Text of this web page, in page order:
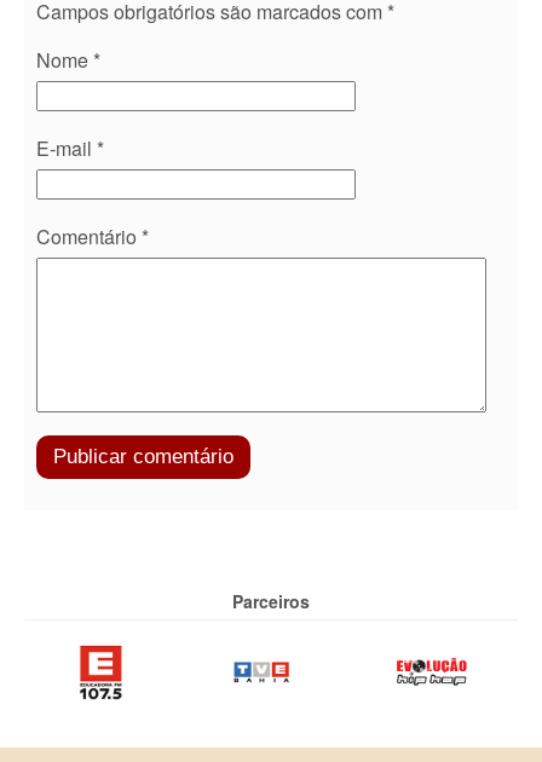
Campos obrigatórios são marcados com *
Nome *
E-mail *
Comentário *
Parceiros